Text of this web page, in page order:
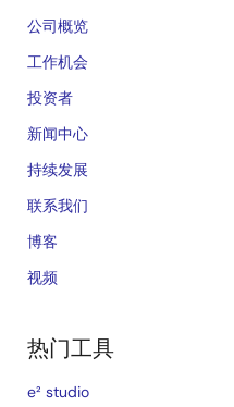
公司概览
工作机会
投资者
新闻中心
持续发展
联系我们
博客
视频
热门工具
e² studio